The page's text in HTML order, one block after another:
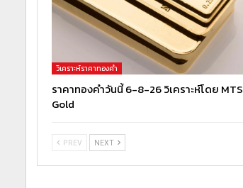
วิเคราะห์ราคาทองคำ
ราคาทองคำวันนี้ 6-8-26 วิเคราะห์โดย MTS
Gold
PREV NEXT